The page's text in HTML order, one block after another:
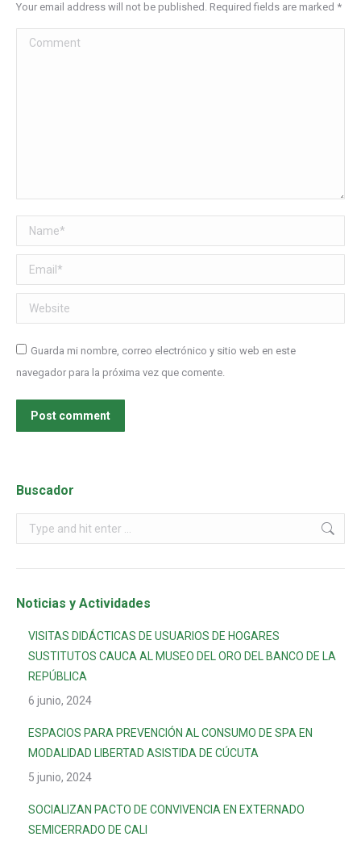
Your email address will not be published. Required fields are marked *
Comment
Name *
Email *
Website
Guarda mi nombre, correo electrónico y sitio web en este
navegador para la próxima vez que comente.
Post comment
Buscador
Noticias y Actividades
VISITAS DIDÁCTICAS DE USUARIOS DE HOGARES
SUSTITUTOS CAUCA AL MUSEO DEL ORO DEL BANCO DE LA
REPÚBLICA
6 junio, 2024
ESPACIOS PARA PREVENCIÓN AL CONSUMO DE SPA EN
MODALIDAD LIBERTAD ASISTIDA DE CÚCUTA
5 junio, 2024
SOCIALIZAN PACTO DE CONVIVENCIA EN EXTERNADO
SEMICERRADO DE CALI